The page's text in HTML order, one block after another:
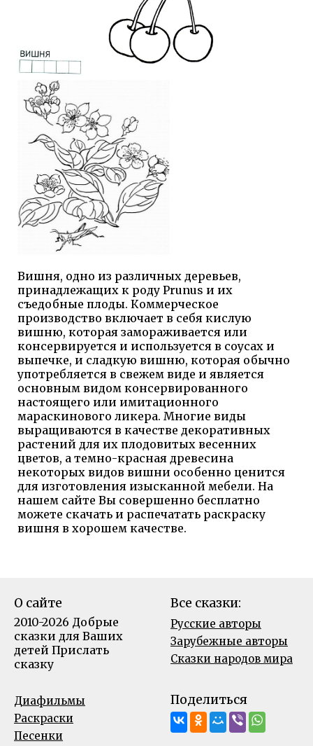
Вишня, одно из различных деревьев,
принадлежащих к роду Prunus и их
съедобные плоды. Коммерческое
производство включает в себя кислую
вишню, которая замораживается или
консервируется и используется в соусах и
выпечке, и сладкую вишню, которая обычно
употребляется в свежем виде и является
основным видом консервированного
настоящего или имитационного
мараскинового ликера. Многие виды
выращиваются в качестве декоративных
растений для их плодовитых весенних
цветов, а темно-красная древесина
некоторых видов вишни особенно ценится
для изготовления изысканной мебели. На
нашем сайте Вы совершенно бесплатно
можете скачать и распечатать раскраску
вишня в хорошем качестве.
О сайте
2010-2026 Добрые
сказки для Ваших
детей Прислать
сказку
Все сказки:
Русские авторы
Зарубежные авторы
Сказки народов мира
Диафильмы
Раскраски
Песенки
Поделиться